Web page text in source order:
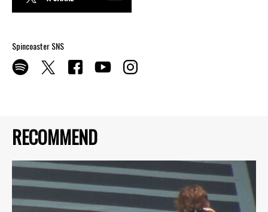
RECOMMEND
Spincoaster SNS